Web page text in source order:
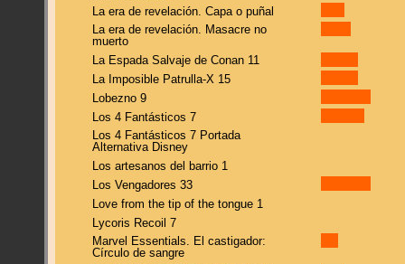
La era de revelación. Capa o puñal
La era de revelación. Masacre no
muerto
La Espada Salvaje de Conan 11
La Imposible Patrulla-X 15
Lobezno 9
Los 4 Fantásticos 7
Los 4 Fantásticos 7 Portada
Alternativa Disney
Los artesanos del barrio 1
Los Vengadores 33
Love from the tip of the tongue 1
Lycoris Recoil 7
Marvel Essentials. El castigador:
Círculo de sangre